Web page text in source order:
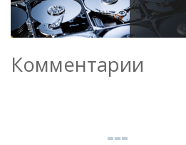
Комментарии